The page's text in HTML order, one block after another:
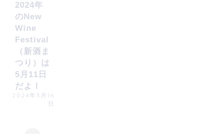
2024年
のNew
Wine
Festival
（新酒ま
つり）は
5月11日
だよ！
2024年3月16
日